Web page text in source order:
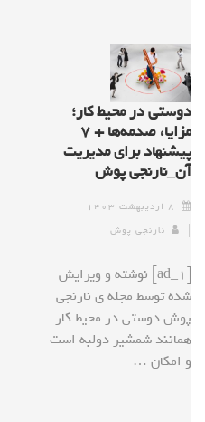
دوستی در محیط کار؛
مزایا، صدمه‌ها + ۷
پیشنهاد برای مدیریت
آن_نارنجی پوش
۸ اردیبهشت ۱۴۰۳
نارنجی پوش
[ad_1] نوشته و ویرایش
شده توسط مجله ی نارنجی
پوش دوستی در محیط کار
همانند شمشیر دولبه است
و امکان …